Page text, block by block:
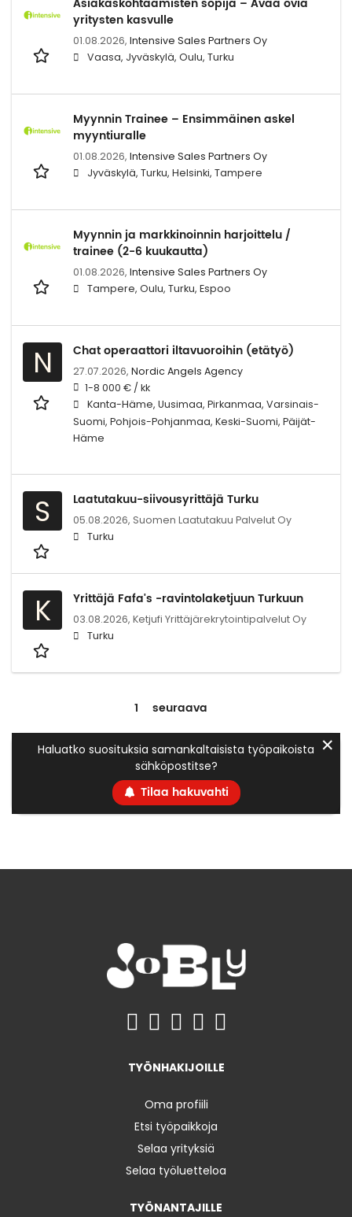
yritysten kasvulle
01.08.2026, Intensive Sales Partners Oy
Vaasa, Jyväskylä, Oulu, Turku
Myynnin Trainee – Ensimmäinen askel
myyntiuralle
01.08.2026, Intensive Sales Partners Oy
Jyväskylä, Turku, Helsinki, Tampere
Myynnin ja markkinoinnin harjoittelu /
trainee (2-6 kuukautta)
01.08.2026, Intensive Sales Partners Oy
Tampere, Oulu, Turku, Espoo
N Chat operaattori iltavuoroihin (etätyö)
27.07.2026, Nordic Angels Agency
1-8 000 € / kk
Kanta-Häme, Uusimaa, Pirkanmaa, Varsinais-
Suomi, Pohjois-Pohjanmaa, Keski-Suomi, Päijät-
Häme
S Laatutakuu-siivousyrittäjä Turku
05.08.2026, Suomen Laatutakuu Palvelut Oy
Turku
K Yrittäjä Fafa's -ravintolaketjuun Turkuun
03.08.2026, Ketjufi Yrittäjärekrytointipalvelut Oy
Turku
1 seuraava
Haluatko suosituksia samankaltaisista työpaikoista
sähköpostitse?
Tilaa hakuvahti
✕
TYÖNHAKIJOILLE
Oma profiili
Etsi työpaikkoja
Selaa yrityksiä
Selaa työluetteloa
TYÖNANTAJILLE